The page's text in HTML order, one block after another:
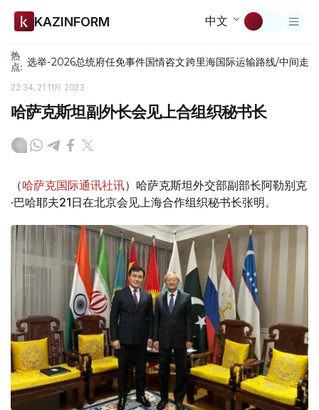
KAZINFORM 中文
热
点: 选举-2026总统府任免事件国情咨文跨里海国际运输路线/中间走廊
22:34, 21 11月 2023
哈萨克斯坦副外长会见上合组织秘书长
（哈萨克国际通讯社讯）哈萨克斯坦外交部副部长阿勒别克
·巴哈耶夫21日在北京会见上海合作组织秘书长张明。